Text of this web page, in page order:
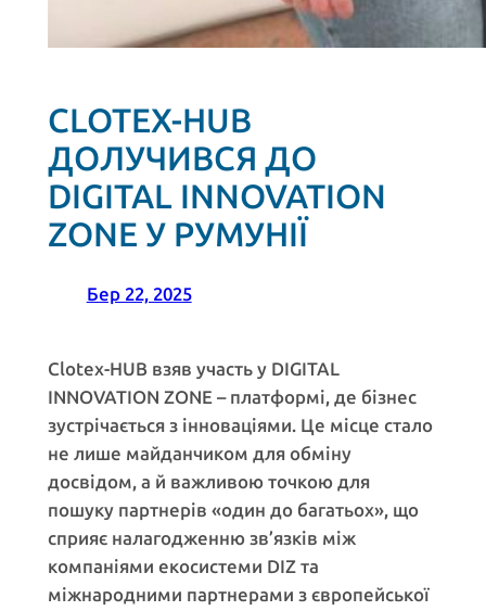
CLOTEX-HUB
ДОЛУЧИВСЯ ДО
DIGITAL INNOVATION
ZONE У РУМУНІЇ
Бер 22, 2025
Clotex-HUB взяв участь у DIGITAL
INNOVATION ZONE – платформі, де бізнес
зустрічається з інноваціями. Це місце стало
не лише майданчиком для обміну
досвідом, а й важливою точкою для
пошуку партнерів «один до багатьох», що
сприяє налагодженню зв’язків між
компаніями екосистеми DIZ та
міжнародними партнерами з європейської